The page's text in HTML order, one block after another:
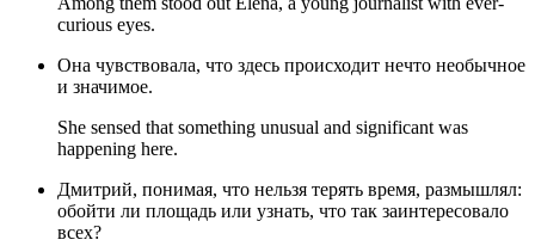
curious eyes.
Она чувствовала, что здесь происходит нечто необычное
и значимое.
She sensed that something unusual and significant was
happening here.
Дмитрий, понимая, что нельзя терять время, размышлял:
обойти ли площадь или узнать, что так заинтересовало
всех?